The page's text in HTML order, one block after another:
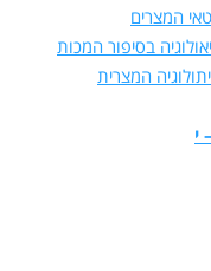
המצרים
בסיפור המכות
המצרית